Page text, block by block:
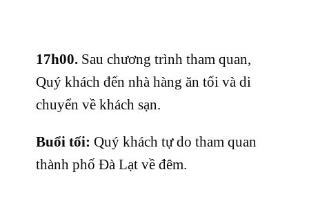
17h00.Sau chương trình tham quan,
Quý khách đến nhà hàng ăn tối và di
chuyển về khách sạn.
Buổi tối: Quý khách tự do tham quan
thành phố Đà Lạt về đêm.